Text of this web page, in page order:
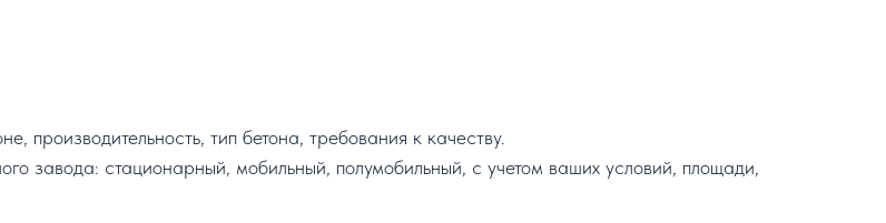
производительность, тип бетона, требования к качеству.
завода: стационарный, мобильный, полумобильный, с учетом ваших условий, площади,